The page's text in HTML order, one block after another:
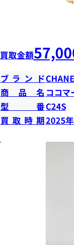
買取金額
ブランド
商品名 ココ
型番C24S
買取時期2025